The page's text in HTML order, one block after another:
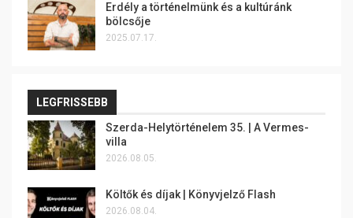
Erdély a történelmünk és a kultúránk
bölcsője
2025.07.17.
LEGFRISSEBB
Szerda-Helytörténelem 35. | A Vermes-
villa
2026.08.05.
Költők és díjak | Könyvjelző Flash
2026.08.04.